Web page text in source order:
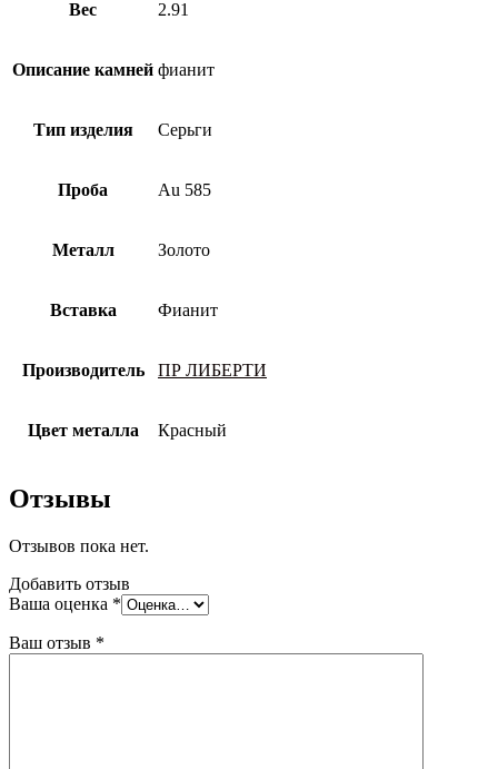
Вес 2.91
Описание камней фианит
Тип изделия Серьги
Проба Au 585
Металл Золото
Вставка Фианит
Производитель ПР ЛИБЕРТИ
Цвет металла Красный
Отзывы
Отзывов пока нет.
Добавить отзыв
Ваша оценка *
Ваш отзыв *